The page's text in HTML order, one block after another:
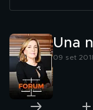
Una
09 set